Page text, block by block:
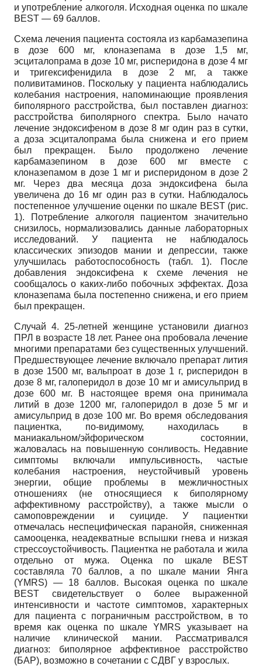
и употребление алкоголя. Исходная оценка по шкале
BEST — 69 баллов.
Схема лечения пациента состояла из карбамазепина
в дозе 600 мг, клоназепама в дозе 1,5 мг,
эсциталопрама в дозе 10 мг, рисперидона в дозе 4 мг
и тригексифенидила в дозе 2 мг, а также
поливитаминов. Поскольку у пациента наблюдались
колебания настроения, напоминающие проявления
биполярного расстройства, был поставлен диагноз:
расстройства биполярного спектра. Было начато
лечение эндоксифеном в дозе 8 мг один раз в сутки,
а доза эсциталопрама была снижена и его прием
был прекращен. Было продолжено лечение
карбамазепином в дозе 600 мг вместе с
клоназепамом в дозе 1 мг и рисперидоном в дозе 2
мг. Через два месяца доза эндоксифена была
увеличена до 16 мг один раз в сутки. Наблюдалось
постепенное улучшение оценки по шкале BEST (рис.
1). Потребление алкоголя пациентом значительно
снизилось, нормализовались данные лабораторных
исследований. У пациента не наблюдалось
классических эпизодов мании и депрессии, также
улучшилась работоспособность (табл. 1). После
добавления эндоксифена к схеме лечения не
сообщалось о каких-либо побочных эффектах. Доза
клоназепама была постепенно снижена, и его прием
был прекращен.
Случай 4. 25-летней женщине установили диагноз
ПРЛ в возрасте 18 лет. Ранее она пробовала лечение
многими препаратами без существенных улучшений.
Предшествующее лечение включало препарат лития
в дозе 1500 мг, вальпроат в дозе 1 г, рисперидон в
дозе 8 мг, галоперидол в дозе 10 мг и амисульприд в
дозе 600 мг. В настоящее время она принимала
литий в дозе 1200 мг, галоперидол в дозе 5 мг и
амисульприд в дозе 100 мг. Во время обследования
пациентка, по-видимому, находилась в
маниакальном/эйфорическом состоянии,
жаловалась на повышенную сонливость. Недавние
симптомы включали импульсивность, частые
колебания настроения, неустойчивый уровень
энергии, общие проблемы в межличностных
отношениях (не относящиеся к биполярному
аффективному расстройству), а также мысли о
самоповреждении и суициде. У пациентки
отмечалась неспецифическая паранойя, сниженная
самооценка, неадекватные вспышки гнева и низкая
стрессоустойчивость. Пациентка не работала и жила
отдельно от мужа. Оценка по шкале BEST
составляла 70 баллов, а по шкале мании Янга
(YMRS) — 18 баллов. Высокая оценка по шкале
BEST свидетельствует о более выраженной
интенсивности и частоте симптомов, характерных
для пациента с пограничным расстройством, в то
время как оценка по шкале YMRS указывает на
наличие клинической мании. Рассматривался
диагноз: биполярное аффективное расстройство
(БАР), возможно в сочетании с СДВГ у взрослых.